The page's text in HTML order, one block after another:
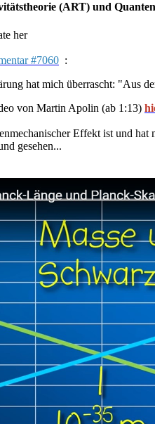
(ART) und
her
#7060 :
hat mich überrascht: "Aus
von Martin Apolin (ab 1:13)
Effekt ist und
gesehen...